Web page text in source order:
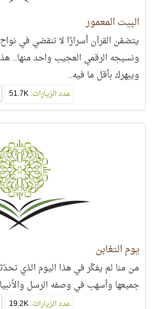
البيت المعمور
يتضمّن القرآن أسرارًا لا تنقضي في
ونسيجه الرقمي العجيب واحد منها..
ويبهرك بأقل ما فيه..
عدد الزيارات:51.7K
يوم التغابن
من منا لم يفكّر في هذا اليوم الذي
جميعها وأسهب في وصفه الرسل
عدد الزيارات:19.2K